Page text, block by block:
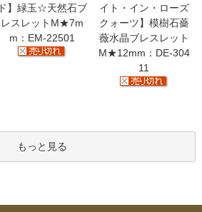
ド】緑玉☆天然石ブ
レスレットM★7m
m：EM-22501
イト・イン・ローズ
クォーツ】模樹石薔
薇水晶ブレスレット
M★12mm：DE-304
11
もっと見る